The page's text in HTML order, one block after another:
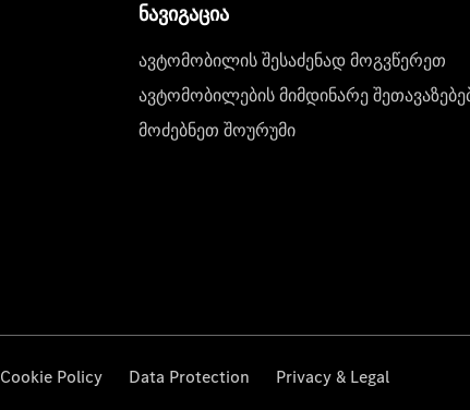
ნავიგაცია
ავტომობილის შესაძენად მოგვწერეთ
ავტომობილების მიმდინარე
მოძებნეთ შოურუმი
Cookie Policy Data Protection Privacy & Legal